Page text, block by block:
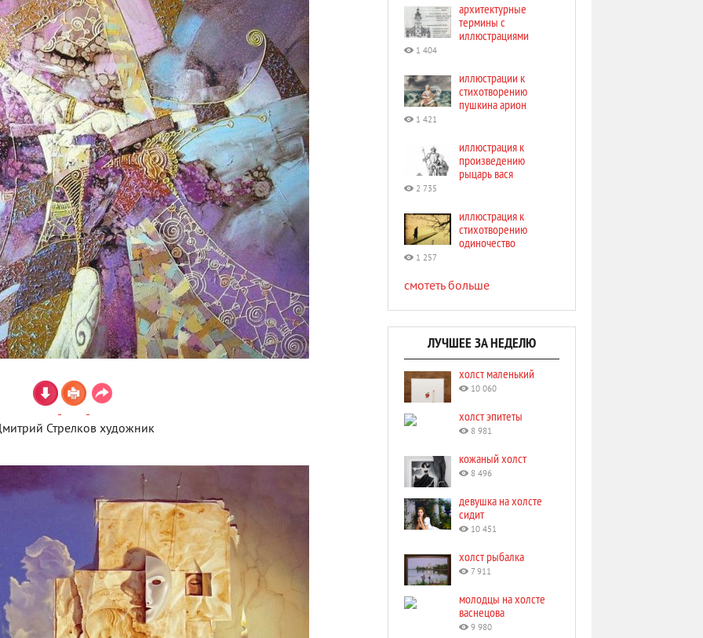
Стрелков художник
архитектурные
термины с
иллюстрациями
1 404
иллюстрации к
стихотворению
пушкина арион
1 421
иллюстрация к
произведению
рыцарь вася
2 735
иллюстрация к
стихотворению
одиночество
1 257
смотеть больше
ЛУЧШЕЕ ЗА НЕДЕЛЮ
холст маленький
10 060
холст эпитеты
8 981
кожаный холст
8 496
девушка на холсте
сидит
10 451
холст рыбалка
7 911
молодцы на холсте
васнецова
9 980